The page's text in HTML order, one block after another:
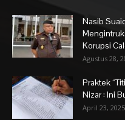
Nasib
Korupsi
Agustus 28,
Praktek
Nizar : Ini
April 23, 2025